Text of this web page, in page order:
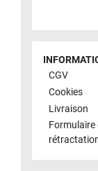
CGV
Cookies
Livraison
Formulaire